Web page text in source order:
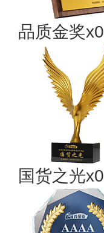
品质金奖x0
国货之光x0